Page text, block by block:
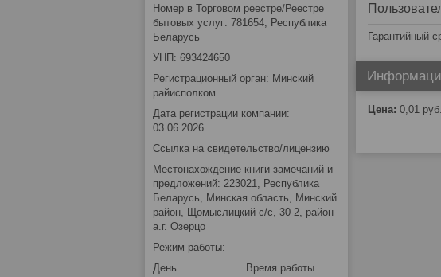
Гарантийный
Цена: 0,01 руб.
Номер в Торговом реестре/Реестре
бытовых услуг: 781654, Республика
Беларусь
УНП: 693424650
Регистрационный орган: Минский
райисполком
Дата регистрации компании:
03.06.2026
Ссылка на свидетельство/лицензию
Местонахождение книги замечаний и
предложений: 223021, Республика
Беларусь, Минская область, Минский
район, Щомыслицкий с/с, 30-2, район
а.г. Озерцо
Режим работы:
День
Время работы